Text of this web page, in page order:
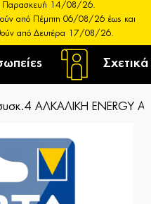
Παρασκευή 14/08/26.
από Πέμπτη 06/08/26 έως και
από Δευτέρα 17/08/26.
AΛΚΑΛΙΚΗ ENERGY